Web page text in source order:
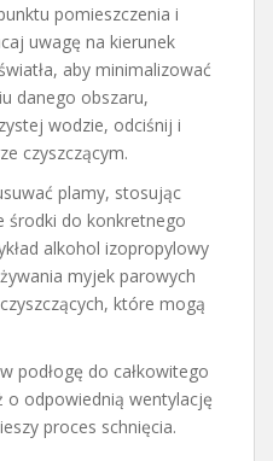
pomieszczenia i
uwagę na kierunek
aby minimalizować
danego obszaru,
wodzie, odciśnij i
czyszczącym.
plamy, stosując
środki do konkretnego
alkohol izopropylowy
myjek parowych
które mogą
podłogę do całkowitego
o odpowiednią wentylację
proces schnięcia.